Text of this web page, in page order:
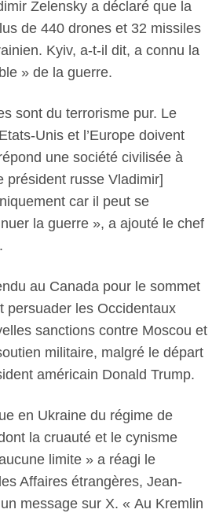
Zelensky a déclaré que la
de 440 drones et 32 missiles
Kyiv, a-t-il dit, a connu la
» de la guerre.
sont du terrorisme pur. Le
Unis et l’Europe doivent
une société civilisée à
président russe Vladimir]
car il peut se
la guerre », a ajouté le chef
au Canada pour le sommet
persuader les Occidentaux
sanctions contre Moscou et
militaire, malgré le départ
américain Donald Trump.
en Ukraine du régime de
la cruauté et le cynisme
limite » a réagi le
Affaires étrangères, Jean-
message sur X. « Au Kremlin